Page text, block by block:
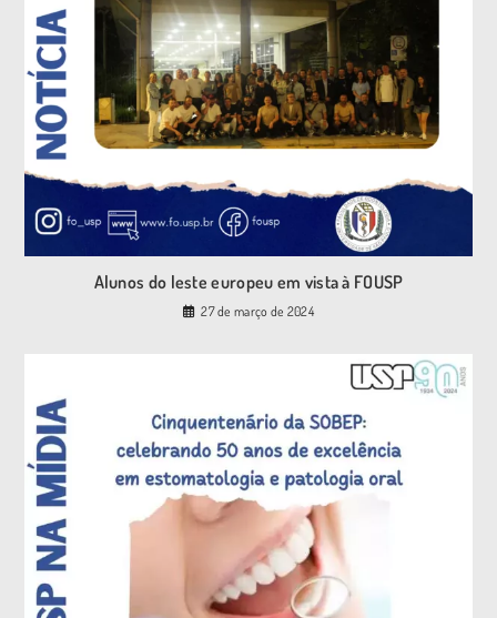
Alunos do leste europeu em vista à FOUSP
27 de março de 2024